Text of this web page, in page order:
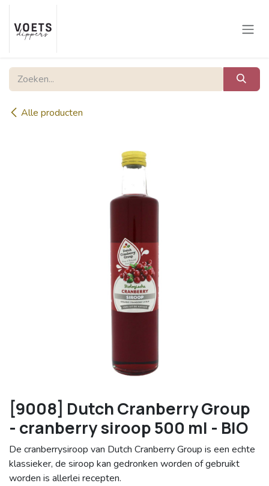
Overslaan naar inhoud
Alle producten
[9008] Dutch Cranberry Group
- cranberry siroop 500 ml - BIO
De cranberrysiroop van Dutch Cranberry Group is een echte
klassieker, de siroop kan gedronken worden of gebruikt
worden is allerlei recepten.